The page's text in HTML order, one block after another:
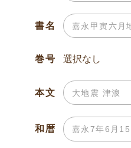
書名
巻号
本文
和暦